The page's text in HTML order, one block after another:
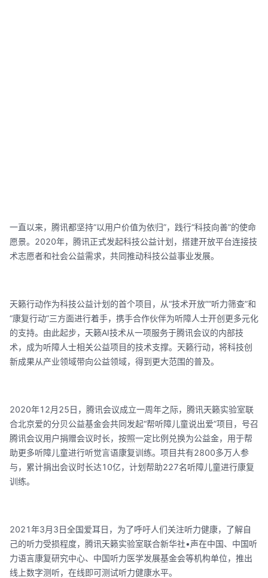
一直以来，腾讯都坚持“以用户价值为依归”，践行“科技向善”的使命
愿景。2020年，腾讯正式发起科技公益计划，搭建开放平台连接技
术志愿者和社会公益需求，共同推动科技公益事业发展。
天籁行动作为科技公益计划的首个项目，从“技术开放”“听力筛查”和
“康复行动”三方面进行着手，携手合作伙伴为听障人士开创更多元化
的支持。由此起步，天籁AI技术从一项服务于腾讯会议的内部技
术，成为听障人士相关公益项目的技术支撑。天籁行动，将科技创
新成果从产业领域带向公益领域，得到更大范围的普及。
2020年12月25日，腾讯会议成立一周年之际，腾讯天籁实验室联
合北京爱的分贝公益基金会共同发起“帮听障儿童说出爱”项目，号召
腾讯会议用户捐赠会议时长，按照一定比例兑换为公益金，用于帮
助更多听障儿童进行听觉言语康复训练。项目共有2800多万人参
与，累计捐出会议时长达10亿，计划帮助227名听障儿童进行康复
训练。
2021年3月3日全国爱耳日，为了呼吁人们关注听力健康，了解自
己的听力受损程度，腾讯天籁实验室联合新华社•声在中国、中国听
力语言康复研究中心、中国听力医学发展基金会等机构单位，推出
线上数字测听，在线即可测试听力健康水平。